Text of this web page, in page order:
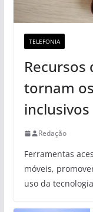
TELEFONIA
Recursos
tornam
inclusivos
Redação
Ferramentas
móveis,
uso da